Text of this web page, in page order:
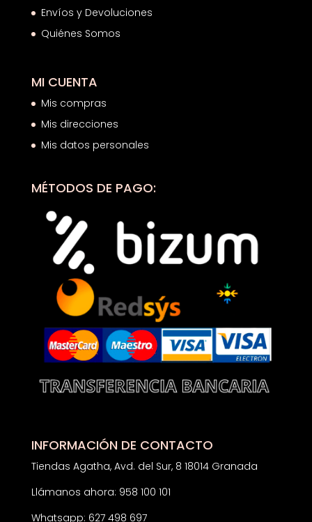
Envíos y Devoluciones
Quiénes Somos
MI CUENTA
Mis compras
Mis direcciones
Mis datos personales
MÉTODOS DE PAGO:
INFORMACIÓN DE CONTACTO
Tiendas Agatha, Avd. del Sur, 8 18014 Granada
Llámanos ahora: 958 100 101
Whatsapp: 627 498 697